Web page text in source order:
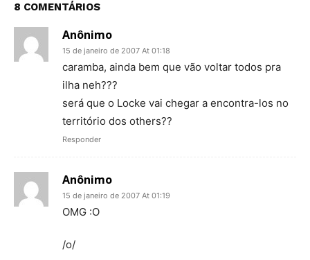
8 COMENTÁRIOS
Anônimo
15 de janeiro de 2007 At 01:18
caramba, ainda bem que vão voltar todos pra
ilha neh???
será que o Locke vai chegar a encontra-los no
território dos others??
Responder
Anônimo
15 de janeiro de 2007 At 01:19
OMG :O
/o/